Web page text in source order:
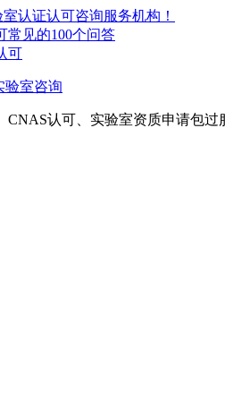
认证认可咨询服务机构！
常见的100个问答
验室咨询
CNAS认可、实验室资质申请包过